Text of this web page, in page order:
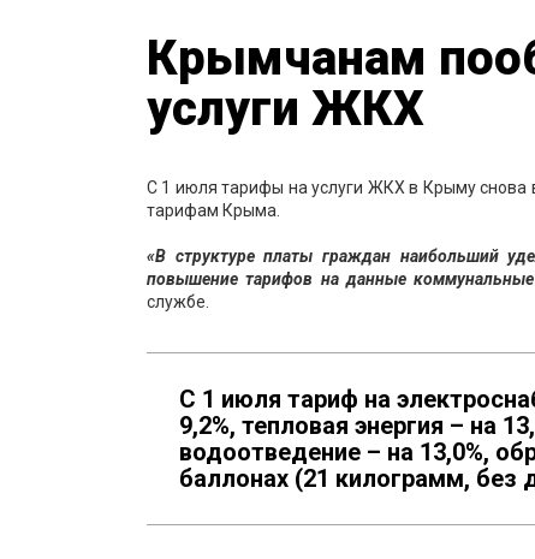
Крымчанам
услуги ЖКХ
С 1 июля тарифы на услуги ЖКХ в Крыму снова
тарифам Крыма.
«В структуре платы граждан наибольший
повышение тарифов на данные
службе.
С 1 июля тариф на
9,2%, тепловая энергия – на
водоотведение – на 13,0%,
баллонах (21 килограмм, без